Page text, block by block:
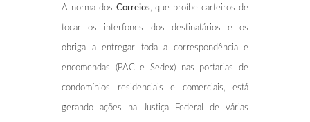
A norma dos Correios , que proíbe carteiros de
tocar os interfones dos destinatários e os
obriga a entregar toda a correspondência e
encomendas (PAC e Sedex) nas portarias de
condomínios residenciais e comerciais, está
gerando ações na Justiça Federal de várias